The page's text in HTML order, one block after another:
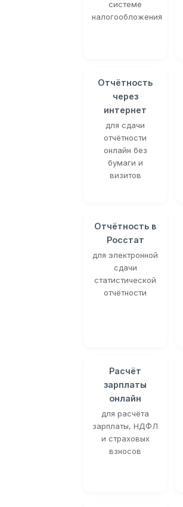
системе
налогообложения
Отчётность
через
интернет
для сдачи
отчётности
онлайн без
бумаги и
визитов
Отчётность в
Росстат
для электронной
сдачи
статистической
отчётности
Расчёт
зарплаты
онлайн
для расчёта
зарплаты, НДФЛ
и страховых
взносов